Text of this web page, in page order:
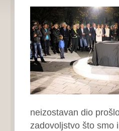
neizostavan dio
zadovoljstvo što smo